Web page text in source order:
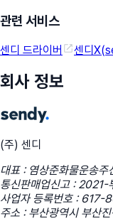
관련 서비스
센디 드라이버 센디
회사 정보
(주) 센디
대표 : 염상준화물운송
통신판매업신고 :
사업자 등록번호 :
주소 : 부산광역시 부산